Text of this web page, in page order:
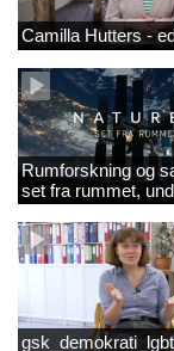
Camilla Hutters -
Rumforskning og
set fra rummet,